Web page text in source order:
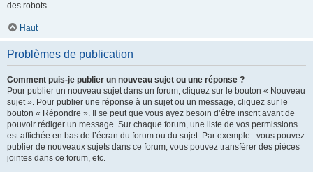
des robots.
Haut
Problèmes de publication
Comment puis-je publier un nouveau sujet ou une réponse ?
Pour publier un nouveau sujet dans un forum, cliquez sur le bouton « Nouveau
sujet ». Pour publier une réponse à un sujet ou un message, cliquez sur le
bouton « Répondre ». Il se peut que vous ayez besoin d’être inscrit avant de
pouvoir rédiger un message. Sur chaque forum, une liste de vos permissions
est affichée en bas de l’écran du forum ou du sujet. Par exemple : vous pouvez
publier de nouveaux sujets dans ce forum, vous pouvez transférer des pièces
jointes dans ce forum, etc.